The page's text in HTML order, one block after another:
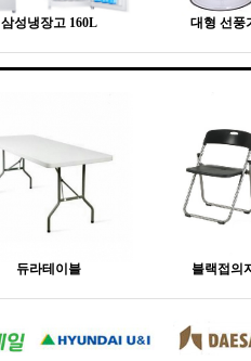
삼성냉장고 160L 대형 선풍
듀라테이블 블랙접의